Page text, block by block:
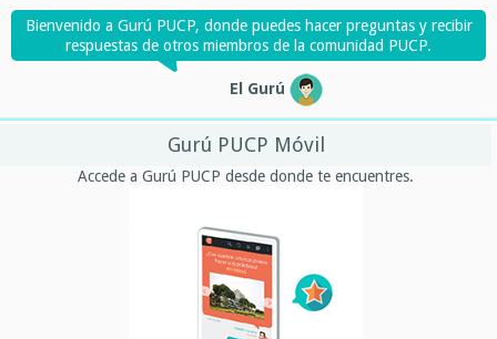
Bienvenido a Gurú PUCP, donde puedes hacer preguntas y recibir
respuestas de otros miembros de la comunidad PUCP.
El Gurú
Gurú PUCP Móvil
Accede a Gurú PUCP desde donde te encuentres.